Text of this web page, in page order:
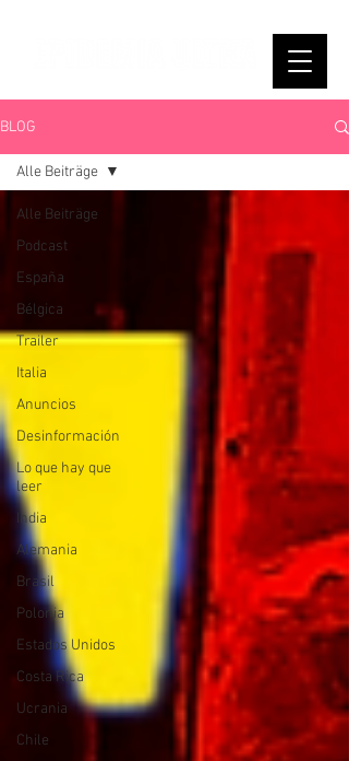
BLOG
Alle Beiträge
Podcast
España
Bélgica
Trailer
Italia
Anuncios
Desinformación
Lo que hay que
leer
India
Alemania
Brasil
Polonia
Estados Unidos
Costa Rica
Ucrania
Chile
Alle Beiträge